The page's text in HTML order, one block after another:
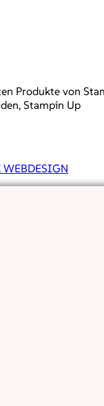
Produkte von
Stampin Up
WEBDESIGN